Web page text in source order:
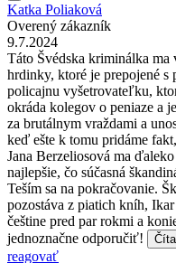
Katka Poliaková
Overený zákazník
9.7.2024
Táto Švédska kriminálka ma
hrdinky, ktoré je prepojené
policajnu vyšetrovateľku,
okráda kolegov o peniaze a
za brutálnym vraždami a
keď ešte k tomu pridáme
Jana Berzeliosová ma
najlepšie, čo súčasná
Teším sa na pokračovanie.
pozostáva z piatich kníh,
češtine pred par rokmi a
jednoznačne odporučiť!
reagovať